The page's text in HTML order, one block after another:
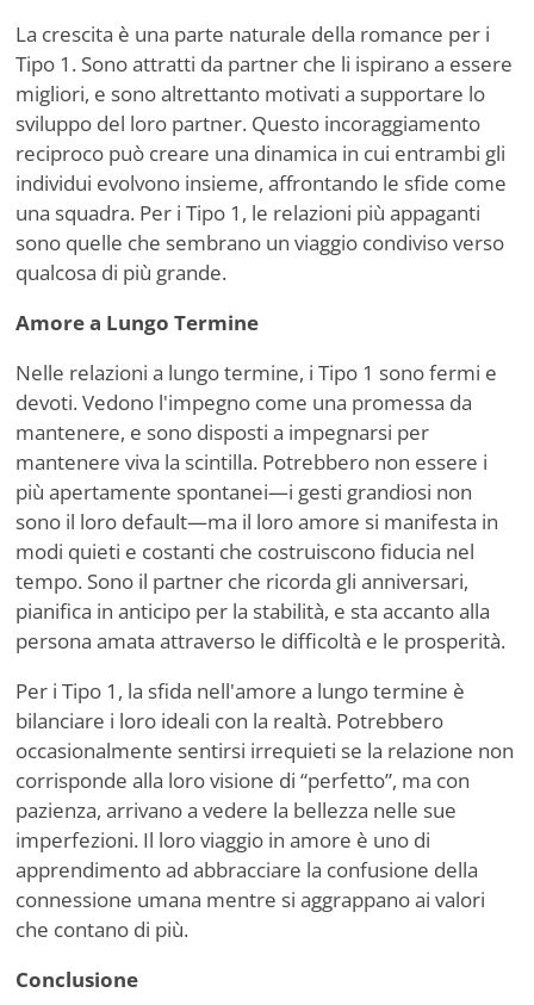
La crescita è una parte naturale della romance per i
Tipo 1. Sono attratti da partner che li ispirano a essere
migliori, e sono altrettanto motivati a supportare lo
sviluppo del loro partner. Questo incoraggiamento
reciproco può creare una dinamica in cui entrambi gli
individui evolvono insieme, affrontando le sfide come
una squadra. Per i Tipo 1, le relazioni più appaganti
sono quelle che sembrano un viaggio condiviso verso
qualcosa di più grande.
Amore a Lungo Termine
Nelle relazioni a lungo termine, i Tipo 1 sono fermi e
devoti. Vedono l'impegno come una promessa da
mantenere, e sono disposti a impegnarsi per
mantenere viva la scintilla. Potrebbero non essere i
più apertamente spontanei—i gesti grandiosi non
sono il loro default—ma il loro amore si manifesta in
modi quieti e costanti che costruiscono fiducia nel
tempo. Sono il partner che ricorda gli anniversari,
pianifica in anticipo per la stabilità, e sta accanto alla
persona amata attraverso le difficoltà e le prosperità.
Per i Tipo 1, la sfida nell'amore a lungo termine è
bilanciare i loro ideali con la realtà. Potrebbero
occasionalmente sentirsi irrequieti se la relazione non
corrisponde alla loro visione di “perfetto”, ma con
pazienza, arrivano a vedere la bellezza nelle sue
imperfezioni. Il loro viaggio in amore è uno di
apprendimento ad abbracciare la confusione della
connessione umana mentre si aggrappano ai valori
che contano di più.
Conclusione